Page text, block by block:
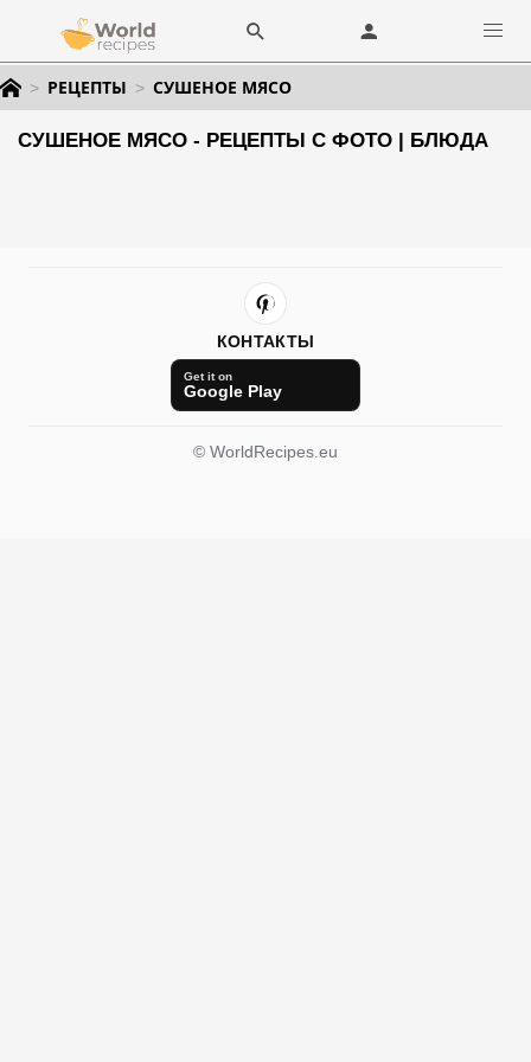
РЕЦЕПТЫ СУШЕНОЕ МЯСО
СУШЕНОЕ МЯСО - РЕЦЕПТЫ С ФОТО | БЛЮДА
КОНТАКТЫ
Get it on
Google Play
© WorldRecipes.eu